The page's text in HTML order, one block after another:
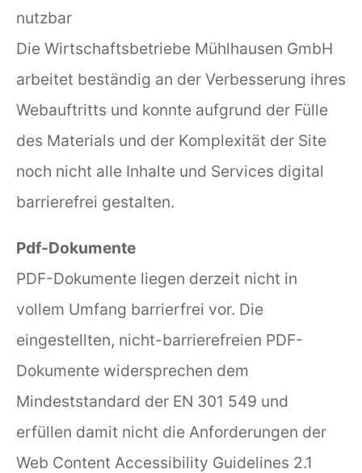
nutzbar
Die Wirtschaftsbetriebe Mühlhausen GmbH
arbeitet beständig an der Verbesserung ihres
Webauftritts und konnte aufgrund der Fülle
des Materials und der Komplexität der Site
noch nicht alle Inhalte und Services digital
barrierefrei gestalten.
Pdf-Dokumente
PDF-Dokumente liegen derzeit nicht in
vollem Umfang barrierfrei vor. Die
eingestellten, nicht-barrierefreien PDF-
Dokumente widersprechen dem
Mindeststandard der EN 301 549 und
erfüllen damit nicht die Anforderungen der
Web Content Accessibility Guidelines 2.1